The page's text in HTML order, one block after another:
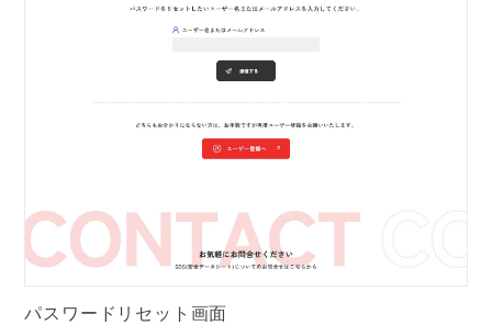
パスワードリセット画面